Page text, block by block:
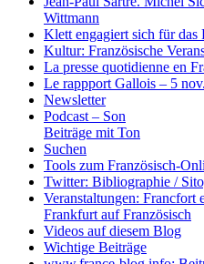
Wittmann
Klett engagiert sich für das
Kultur: Französische
La presse quotidienne en
Le rappport Gallois – 5
Newsletter
Podcast – Son
Beiträge mit Ton
Suchen
Tools zum Französisch-
Twitter: Bibliographie /
Veranstaltungen: Francfort
Frankfurt auf Französisch
Videos auf diesem Blog
Wichtige Beiträge